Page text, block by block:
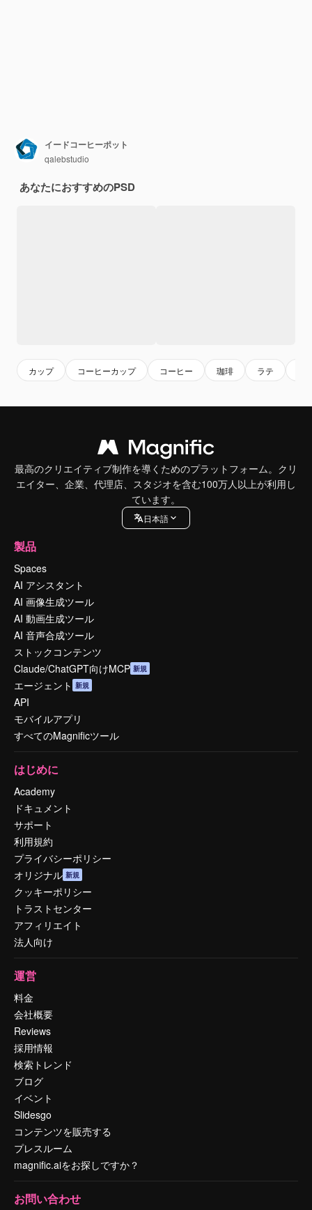
イードコーヒーポット
qalebstudio
あなたにおすすめのPSD
カップ コーヒーカップ コーヒー 珈琲 ラテ
最高のクリエイティブ制作を導くためのプラットフォーム。クリ
エイター、企業、代理店、スタジオを含む100万人以上が利用し
ています。
日本語
製品
Spaces
AI アシスタント
AI 画像生成ツール
AI 動画生成ツール
AI 音声合成ツール
ストックコンテンツ
Claude/ChatGPT向けMCP 新規
エージェント 新規
API
モバイルアプリ
すべてのMagnificツール
はじめに
Academy
ドキュメント
サポート
利用規約
プライバシーポリシー
オリジナル 新規
クッキーポリシー
トラストセンター
アフィリエイト
法人向け
運営
料金
会社概要
Reviews
採用情報
検索トレンド
ブログ
イベント
Slidesgo
コンテンツを販売する
プレスルーム
magnific.aiをお探しですか？
お問い合わせ